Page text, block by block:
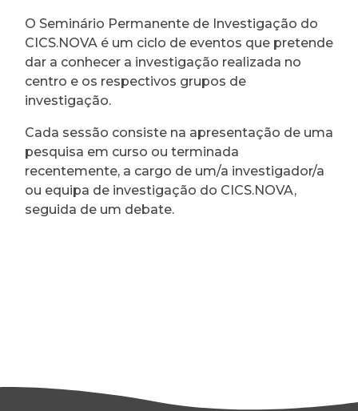
O Seminário Permanente de Investigação do
CICS.NOVA é um ciclo de eventos que pretende
dar a conhecer a investigação realizada no
centro e os respectivos grupos de
investigação.
Cada sessão consiste na apresentação de uma
pesquisa em curso ou terminada
recentemente, a cargo de um/a investigador/a
ou equipa de investigação do CICS.NOVA,
seguida de um debate.